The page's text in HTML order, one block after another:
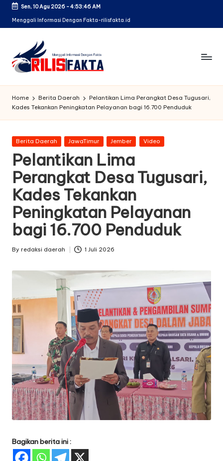
Skip
Sen, 10 Agu 2026-4:53:49 AM
Menggali Informasi Dengan Fakta-rilisfakta.id
Home Berita Daerah
Pelantikan Lima Perangkat Desa Tugusari,
Kades Tekankan Peningkatan Pelayanan bagi 16.700 Penduduk
Posted
Berita Daerah JawaTimur Jember Video
Pelantikan Lima
Perangkat Desa Tugusari,
Kades Tekankan
Peningkatan Pelayanan
bagi 16.700 Penduduk
Posted
By redaksi daerah 1 Juli 2026
Bagikan berita ini :